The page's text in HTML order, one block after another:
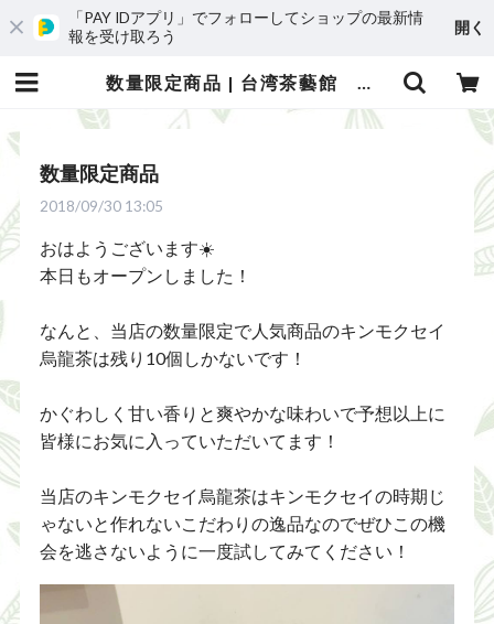
「PAY IDアプリ」でフォローしてショップの最新情
報を受け取ろう
開く
数量限定商品 | 台湾茶藝館 台湾茶カフェ 狐月庵
数量限定商品
2018/09/30 13:05
おはようございます☀️
本日もオープンしました！
なんと、当店の数量限定で人気商品のキンモクセイ
烏龍茶は残り10個しかないです！
かぐわしく甘い香りと爽やかな味わいで予想以上に
皆様にお気に入っていただいてます！
当店のキンモクセイ烏龍茶はキンモクセイの時期じ
ゃないと作れないこだわりの逸品なのでぜひこの機
会を逃さないように一度試してみてください！